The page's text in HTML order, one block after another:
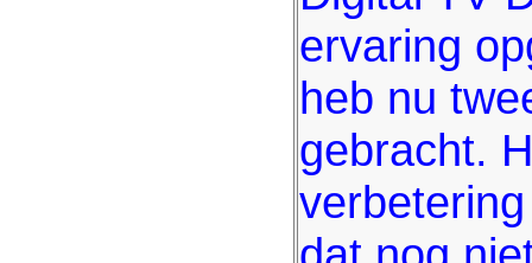
ervaring
heb nu
gebracht.